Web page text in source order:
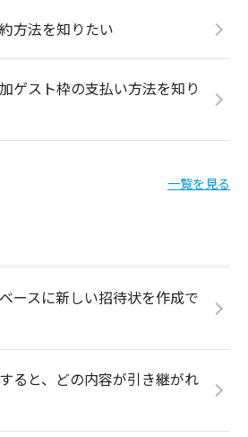
方法を知りたい
ゲスト枠の支払い方法を知り
一覧を見る
ースに新しい招待状を作成で
ると、どの内容が引き継がれ